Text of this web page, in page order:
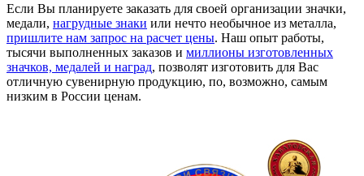
Если Вы планируете заказать для своей организации значки,
медали, нагрудные знаки или нечто необычное из металла,
пришлите нам запрос на расчет цены. Наш опыт работы,
тысячи выполненных заказов и миллионы изготовленных
значков, медалей и наград, позволят изготовить для Вас
отличную сувенирную продукцию, по, возможно, самым
низким в России ценам.